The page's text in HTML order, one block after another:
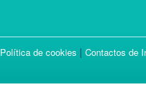
Política de cookies | Contactos de